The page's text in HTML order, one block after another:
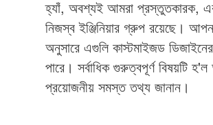
হ্যাঁ, অবশ্যই আমরা প্রস্তুতকারক,
নিজস্ব ইঞ্জিনিয়ার গ্রুপ রয়েছে।
অনুসারে এগুলি কাস্টমাইজড
পারে। সর্বাধিক গুরুত্বপূর্ণ বিষয়টি
প্রয়োজনীয় সমস্ত তথ্য জানান।